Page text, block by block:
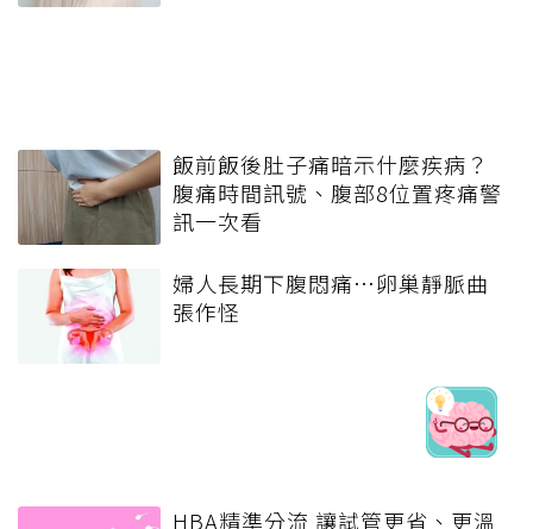
飯前飯後肚子痛暗示什麼疾病？
腹痛時間訊號、腹部8位置疼痛警
訊一次看
婦人長期下腹悶痛…卵巢靜脈曲
張作怪
HBA精準分流 讓試管更省、更溫